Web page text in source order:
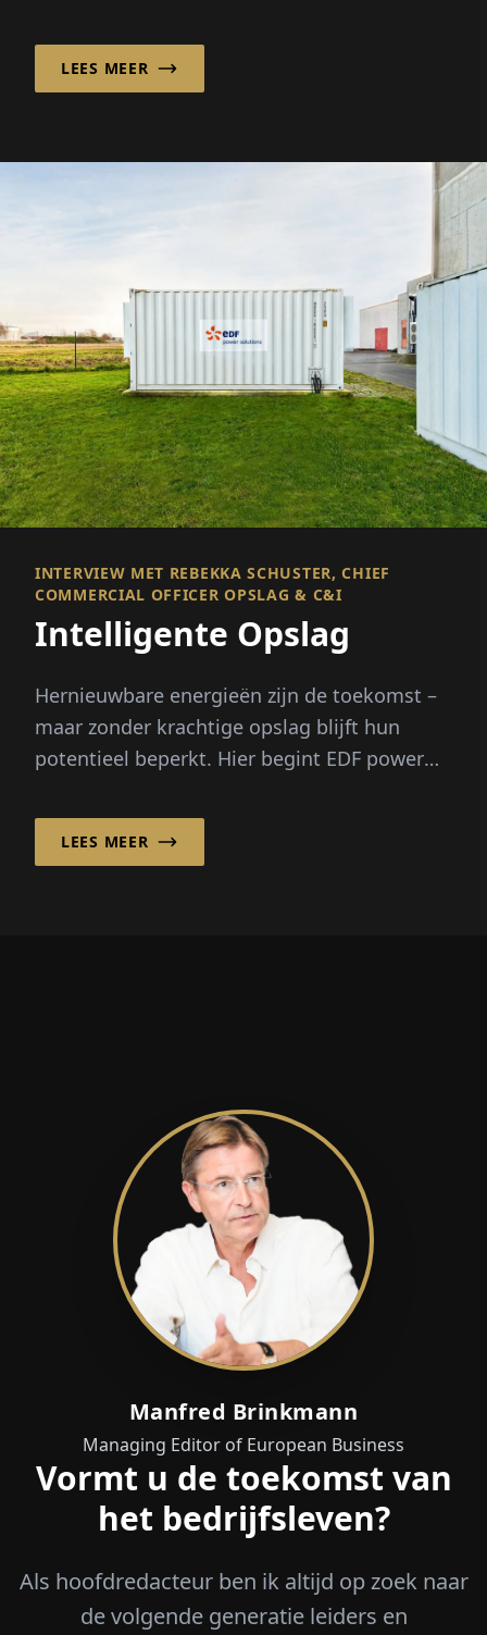
dat deze ecologische maatregelen
economisch haalbaar zijn...
LEES MEER
INTERVIEW MET REBEKKA SCHUSTER, CHIEF
COMMERCIAL OFFICER OPSLAG & C&I
Intelligente Opslag
Hernieuwbare energieën zijn de toekomst –
maar zonder krachtige opslag blijft hun
potentieel beperkt. Hier begint EDF power
LEES MEER
Manfred Brinkmann
Managing Editor of European Business
Vormt u de toekomst van
het bedrijfsleven?
Als hoofdredacteur ben ik altijd op zoek naar
de volgende generatie leiders en